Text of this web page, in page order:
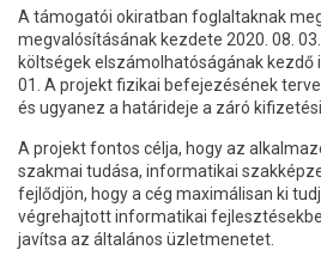
A támogatói okiratban foglaltaknak
megvalósításának kezdete 2020. 08.
költségek elszámolhatóságának kezdő
01. A projekt fizikai befejezésének
és ugyanez a határideje a záró
A projekt fontos célja, hogy az
szakmai tudása, informatikai
fejlődjön, hogy a cég maximálisan ki
végrehajtott informatikai
javítsa az általános üzletmenetet.